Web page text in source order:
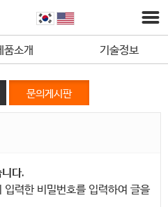
품소개 기술정보
문의게시판
다.
력한 비밀번호를 입력하여 글을